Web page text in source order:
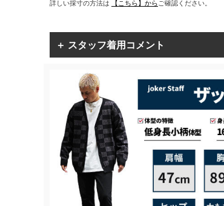
詳しい採寸の方法は
【こちら】からご確認ください。
＋ スタッフ着用コメント